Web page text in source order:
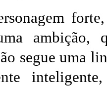
ambição,
segue uma